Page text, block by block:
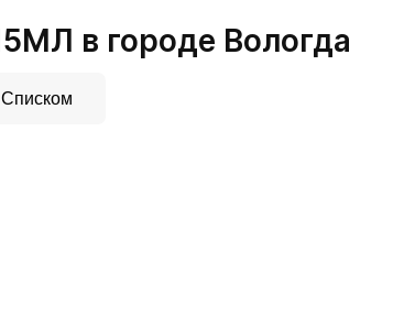
в городе Вологда
Списком